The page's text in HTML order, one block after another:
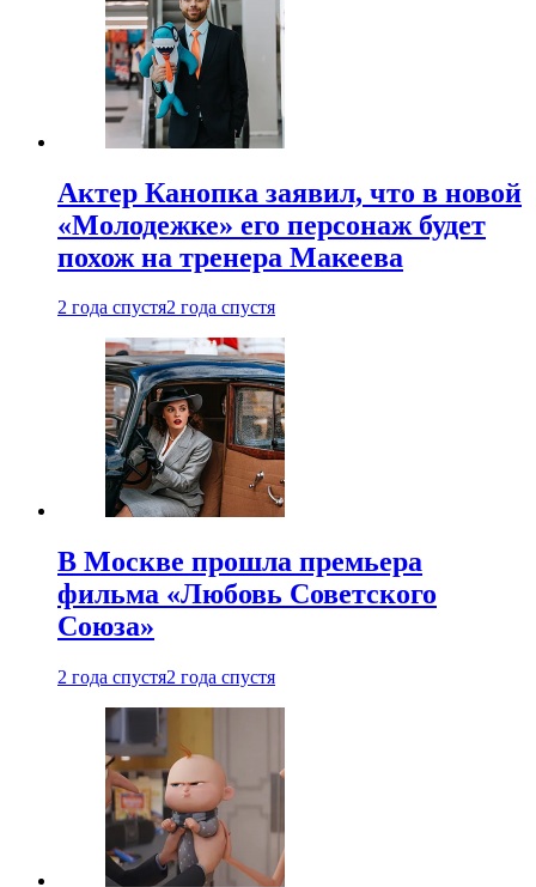
Актер Канопка заявил, что в новой
«Молодежке» его персонаж будет
похож на тренера Макеева
2 года спустя2 года спустя
В Москве прошла премьера
фильма «Любовь Советского
Союза»
2 года спустя2 года спустя